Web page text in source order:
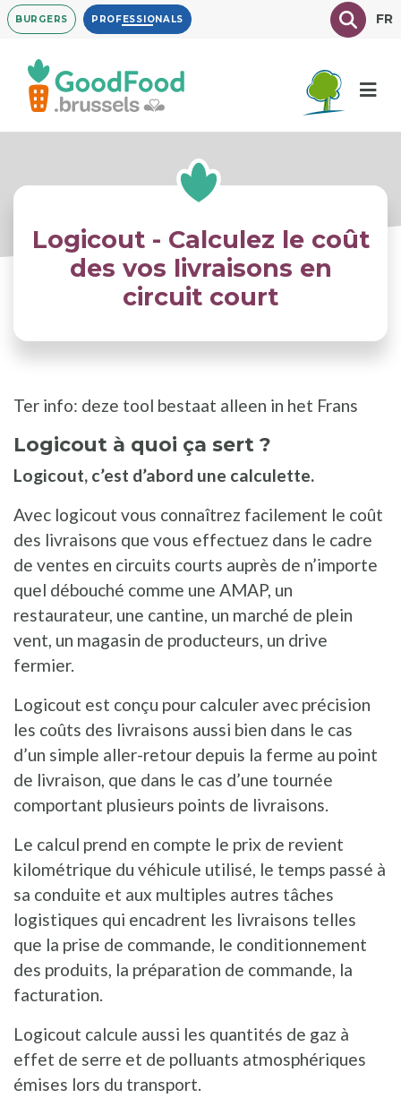
Overslaan
en
inhoud
gaan
BURGERS PROFESSIONALS TexteFR
Logicout - Calculez le coût
des vos livraisons en
circuit court
Ter info: deze tool bestaat alleen in het Frans
Logicout à quoi ça sert ?
Logicout, c’est d’abord une calculette.
Avec logicout vous connaîtrez facilement le coût
des livraisons que vous effectuez dans le cadre
de ventes en circuits courts auprès de n’importe
quel débouché comme une AMAP, un
restaurateur, une cantine, un marché de plein
vent, un magasin de producteurs, un drive
fermier.
Logicout est conçu pour calculer avec précision
les coûts des livraisons aussi bien dans le cas
d’un simple aller-retour depuis la ferme au point
de livraison, que dans le cas d’une tournée
comportant plusieurs points de livraisons.
Le calcul prend en compte le prix de revient
kilométrique du véhicule utilisé, le temps passé à
sa conduite et aux multiples autres tâches
logistiques qui encadrent les livraisons telles
que la prise de commande, le conditionnement
des produits, la préparation de commande, la
facturation.
Logicout calcule aussi les quantités de gaz à
effet de serre et de polluants atmosphériques
émises lors du transport.